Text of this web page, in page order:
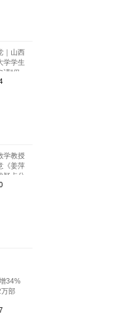
｜山西
学学生
请“仅
拒骂
学教授
《姜萍
疑点分
评姜萍
34%
部